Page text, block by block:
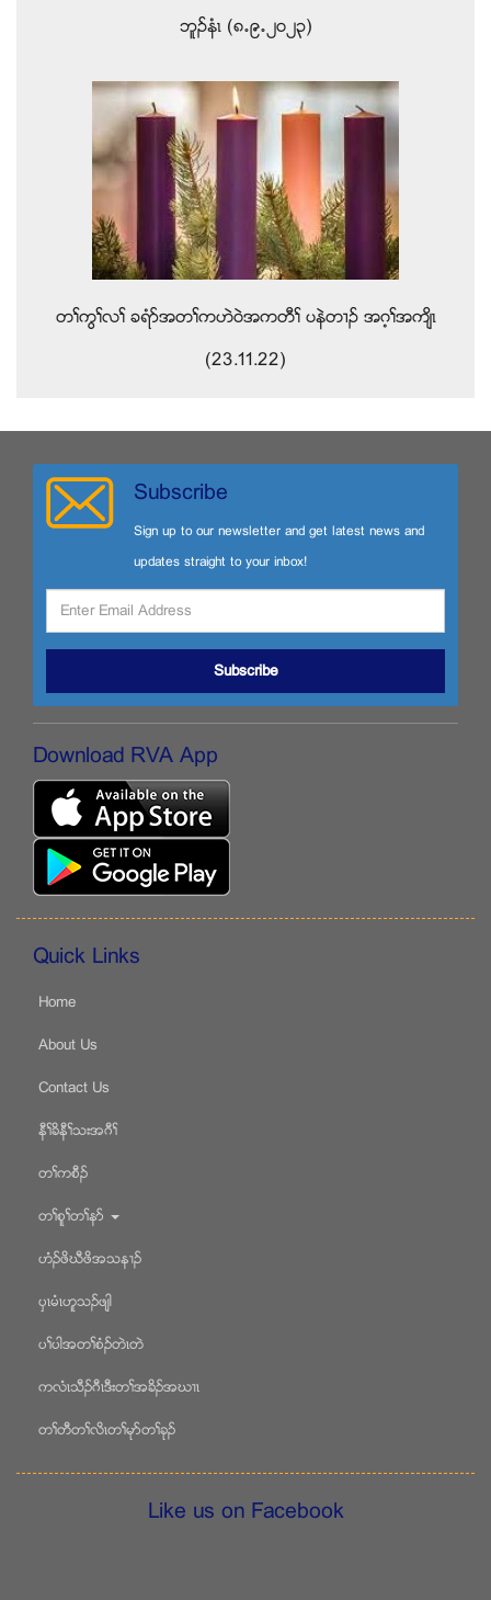
ဘူဥနံၚ (၈’၉’၂၀၂၃)
တႈကြႈလႈ ခရံဏအတႈကဟဲ၀ဲအကတီႈ ပနဲတ႕ဥ အဂ့ႈအက်ိၚ
(23.11.22)
Subscribe
Sign up to our newsletter and get latest news and
updates straight to your inbox!
Subscribe
Download RVA App
Quick Links
Home
About Us
Contact Us
နီႈခိနီႈသးအဂီႈ
တႈကစီဥ
တႈစူႈတႈနဏ
ဟံဥဖိဃီဖိအသန႕ဥ
ပွၚမံၚဟူသဥဖ်ါ
ပႈပါအတႈစံဥတဲၚတဲ
ကလံၚသီဥဂီၚဒီးတႈအခိဥအဃ႕ၚ
တႈတီတႈလိၚတႈမုဏတႈခုဥ
Like us on Facebook